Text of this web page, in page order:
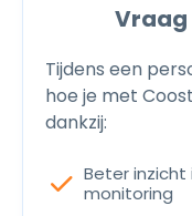
Vraag
Tijdens een
hoe je met
dankzij:
check Beter
monitoring